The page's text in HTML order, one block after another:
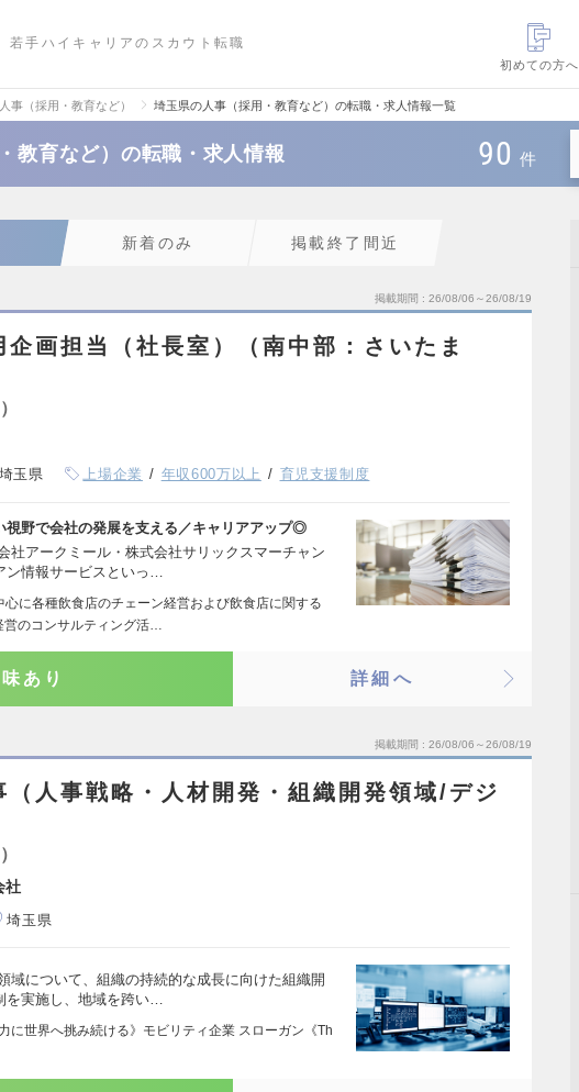
若手ハイキャリアのスカウト転職
初めての方へ
人事（採用・教育など） 埼玉県の人事（採用・教育など）の転職・求人情報一覧
教育など）の転職・求人情報 90 件
新着のみ 掲載終了間近
掲載期間 26/08/06～26/08/19
企画担当（社長室）（南中部：さいたま
埼玉県 上場企業 年収600万以上 育児支援制度
視野で会社の発展を支える／キャリアアップ◎
社アークミール・株式会社サリックスマーチャン
ン情報サービスといっ…
心に各種飲食店のチェーン経営および飲食店に関する
のコンサルティング活…
あり 詳細へ
掲載期間 26/08/06～26/08/19
（人事戦略・人材開発・組織開発領域/デジ
社
埼玉県
域について、組織の持続的な成長に向けた組織開
を実施し、地域を跨い…
に世界へ挑み続ける》モビリティ企業 スローガン《Th